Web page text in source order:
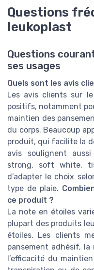
Questions
leukoplast
Questions
ses usages
Quels sont les avis
Les avis clients sur
positifs, notamment
maintien des
du corps. Beaucoup
produit, qui facilite la
avis soulignent
strong, soft white,
d’adapter le choix
type de plaie.
ce produit ?
La note en étoiles
plupart des produits
étoiles. Les clients
pansement adhésif, la
l’efficacité du